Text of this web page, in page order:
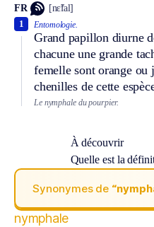
FR [nɛ̃fal]
Entomologie.
Grand papillon diurne
chacune une grande
femelle sont orange ou
chenilles de cette
1
Le nymphale du pourpier.
À découvrir
Quelle est la
Synonymes de
nymphale